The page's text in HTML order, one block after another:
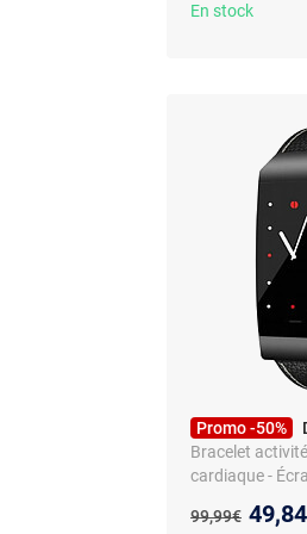
En stock
Promo -50%
Bracelet
cardiaque -
Ancien prix :
99,99€